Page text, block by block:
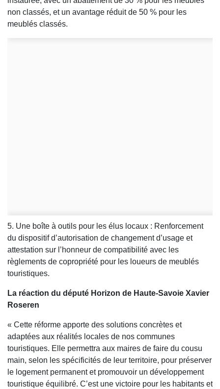
non classés, et un avantage réduit de 50 % pour les
meublés classés.
5. Une boîte à outils pour les élus locaux : Renforcement
du dispositif d’autorisation de changement d’usage et
attestation sur l’honneur de compatibilité avec les
règlements de copropriété pour les loueurs de meublés
touristiques.
La réaction du député Horizon de Haute-Savoie Xavier
Roseren
« Cette réforme apporte des solutions concrètes et
adaptées aux réalités locales de nos communes
touristiques. Elle permettra aux maires de faire du cousu
main, selon les spécificités de leur territoire, pour préserver
le logement permanent et promouvoir un développement
touristique équilibré. C’est une victoire pour les habitants et